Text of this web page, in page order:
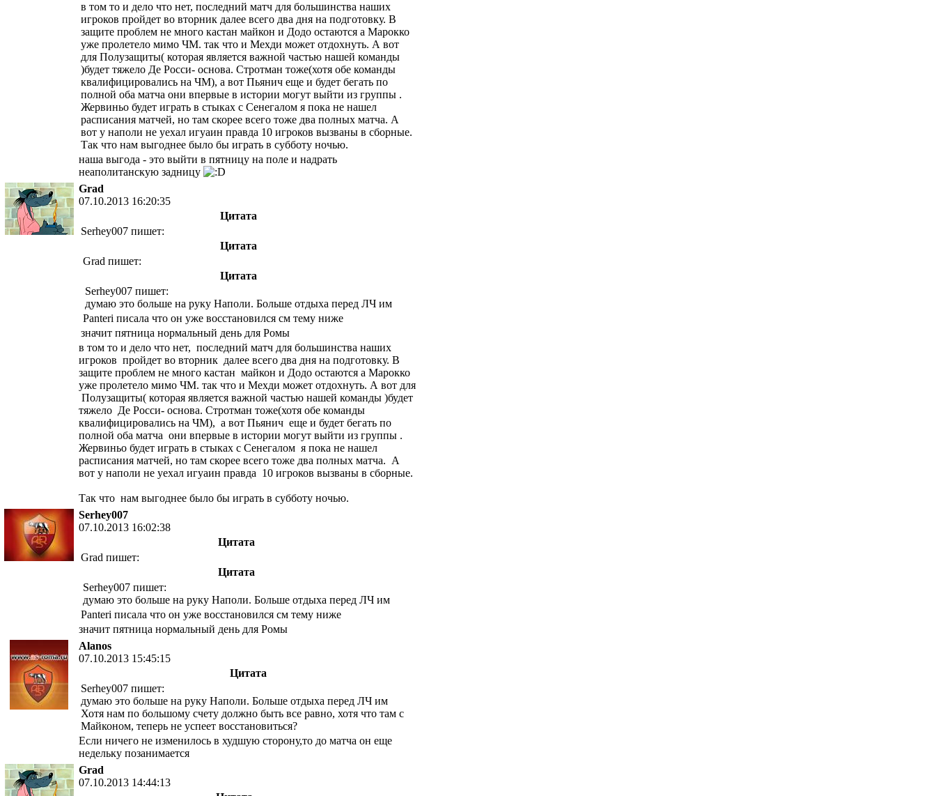
в том то и дело что нет, последний матч для большинства наших
игроков пройдет во вторник далее всего два дня на подготовку. В
защите проблем не много кастан майкон и Додо остаются а Марокко
уже пролетело мимо ЧМ. так что и Мехди может отдохнуть. А вот
для Полузащиты( которая является важной частью нашей команды
)будет тяжело Де Росси- основа. Стротман тоже(хотя обе команды
квалифицировались на ЧМ), а вот Пьянич еще и будет бегать по
полной оба матча они впервые в истории могут выйти из группы .
Жервиньо будет играть в стыках с Сенегалом я пока не нашел
расписания матчей, но там скорее всего тоже два полных матча. А
вот у наполи не уехал игуаин правда 10 игроков вызваны в сборные.
Так что нам выгоднее было бы играть в субботу ночью.
наша выгода - это выйти в пятницу на поле и надрать
неаполитанскую задницу
Grad
07.10.2013 16:20:35
Цитата
Serhey007 пишет:
Цитата
Grad пишет:
Цитата
Serhey007 пишет:
думаю это больше на руку Наполи. Больше отдыха перед ЛЧ им
Panteri писала что он уже восстановился см тему ниже
значит пятница нормальный день для Ромы
в том то и дело что нет, последний матч для большинства наших
игроков пройдет во вторник далее всего два дня на подготовку. В
защите проблем не много кастан майкон и Додо остаются а Марокко
уже пролетело мимо ЧМ. так что и Мехди может отдохнуть. А вот для
Полузащиты( которая является важной частью нашей команды )будет
тяжело Де Росси- основа. Стротман тоже(хотя обе команды
квалифицировались на ЧМ), а вот Пьянич еще и будет бегать по
полной оба матча они впервые в истории могут выйти из группы .
Жервиньо будет играть в стыках с Сенегалом я пока не нашел
расписания матчей, но там скорее всего тоже два полных матча. А
вот у наполи не уехал игуаин правда 10 игроков вызваны в сборные.
Так что нам выгоднее было бы играть в субботу ночью.
Serhey007
07.10.2013 16:02:38
Цитата
Grad пишет:
Цитата
Serhey007 пишет:
думаю это больше на руку Наполи. Больше отдыха перед ЛЧ им
Panteri писала что он уже восстановился см тему ниже
значит пятница нормальный день для Ромы
Alanos
07.10.2013 15:45:15
Цитата
Serhey007 пишет:
думаю это больше на руку Наполи. Больше отдыха перед ЛЧ им
Хотя нам по большому счету должно быть все равно, хотя что там с
Майконом, теперь не успеет восстановиться?
Если ничего не изменилось в худшую сторону,то до матча он еще
недельку позанимается
Grad
07.10.2013 14:44:13